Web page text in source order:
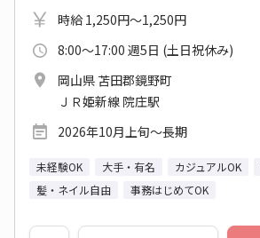
時給 1,250円～1,250円
8:00～17:00 週5日 (土日祝休み)
岡山県 苫田郡鏡野町
ＪＲ姫新線 院庄駅
2026年10月上旬～長期
未経験OK 大手・有名 カジュアルOK
髪・ネイル自由
事務はじめてOK